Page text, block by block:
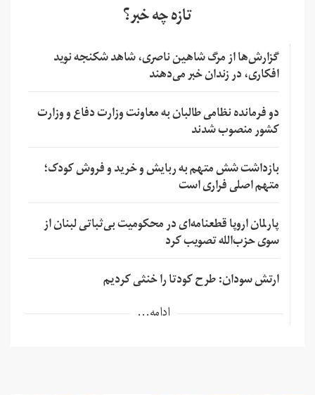
تازه چه خبر؟
گزارش‌ها از مرگ شاهین ناصری، شاهد شکنجه نوید
افکاری، در زندان خبر می‌دهند
دو فرمانده نظامی طالبان به معاونت وزارت دفاع و وزارت
کشور منصوب شدند
بازداشت شش متهم به ربایش و خرید و فروش کودک؛
متهم اصلی فراری است
پارلمان اروپا قطعنامه‌ای در محکومیت بی‌ثباتی لبنان از
سوی حزب‌الله تصویب کرد
ارتش سودان: طرح کودتا را خنثی کردیم
ادامه...